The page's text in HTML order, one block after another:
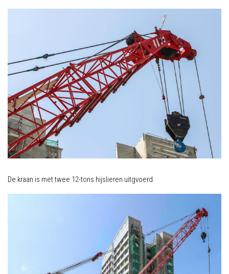
De kraan is met twee 12-tons hijslieren uitgvoerd.